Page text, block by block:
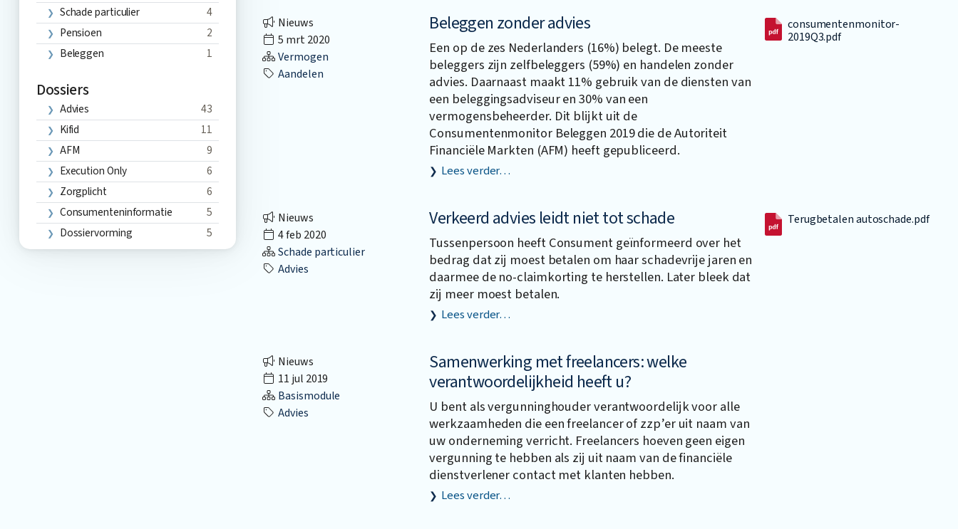
Schade particulier
4
Pensioen
2
Beleggen
1
Dossiers
Advies
43
Kifid
11
AFM
9
Execution Only
6
Zorgplicht
6
Consumenteninformatie
5
Dossiervorming
5
Nieuws
5 mrt 2020
Vermogen
Aandelen
Beleggen zonder advies
Een op de zes Nederlanders (16%) belegt. De meeste
beleggers zijn zelfbeleggers (59%) en handelen zonder
advies. Daarnaast maakt 11% gebruik van de diensten van
een beleggingsadviseur en 30% van een
vermogensbeheerder. Dit blijkt uit de
Consumentenmonitor Beleggen 2019 die de Autoriteit
Financiële Markten (AFM) heeft gepubliceerd.
Lees verder…
consumentenmonitor-
2019Q3.pdf
Nieuws
4 feb 2020
Schade particulier
Advies
Verkeerd advies leidt niet tot schade
Tussenpersoon heeft Consument geïnformeerd over het
bedrag dat zij moest betalen om haar schadevrije jaren en
daarmee de no-claimkorting te herstellen. Later bleek dat
zij meer moest betalen.
Lees verder…
Terugbetalen autoschade.pdf
Nieuws
11 jul 2019
Basismodule
Advies
Samenwerking met freelancers: welke
verantwoordelijkheid heeft u?
U bent als vergunninghouder verantwoordelijk voor alle
werkzaamheden die een freelancer of zzp’er uit naam van
uw onderneming verricht. Freelancers hoeven geen eigen
vergunning te hebben als zij uit naam van de financiële
dienstverlener contact met klanten hebben.
Lees verder…